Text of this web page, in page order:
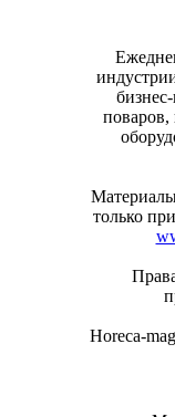
поваров,
только
Horeca-